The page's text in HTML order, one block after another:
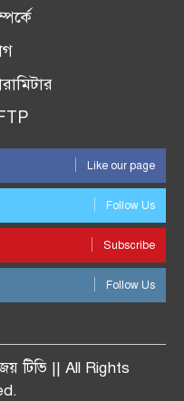
Like our page
Follow Us
Subscribe
Follow Us
টিভি || All Rights